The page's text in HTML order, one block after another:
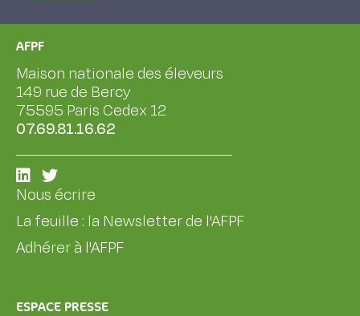
AFPF
Maison nationale des éleveurs
149 rue de Bercy
75595 Paris Cedex 12
07.69.81.16.62
Nous écrire
La feuille : la Newsletter de l'AFPF
Adhérer à l'AFPF
ESPACE PRESSE